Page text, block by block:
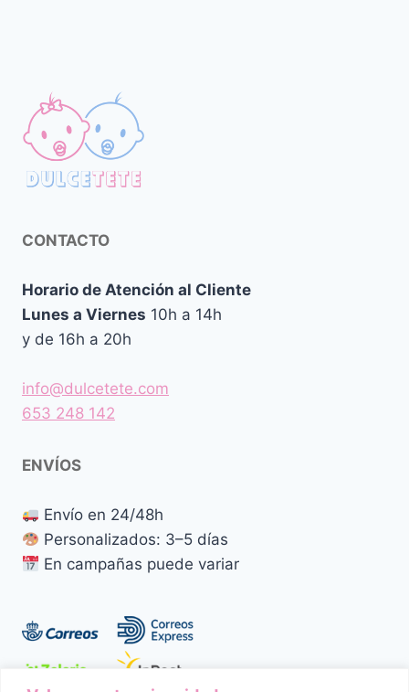
CONTACTO
Horario de Atención al Cliente
Lunes a Viernes 10h a 14h
y de 16h a 20h
info@dulcetete.com
653 248 142
ENVÍOS
Envío en 24/48h
Personalizados: 3–5 días
En campañas puede variar